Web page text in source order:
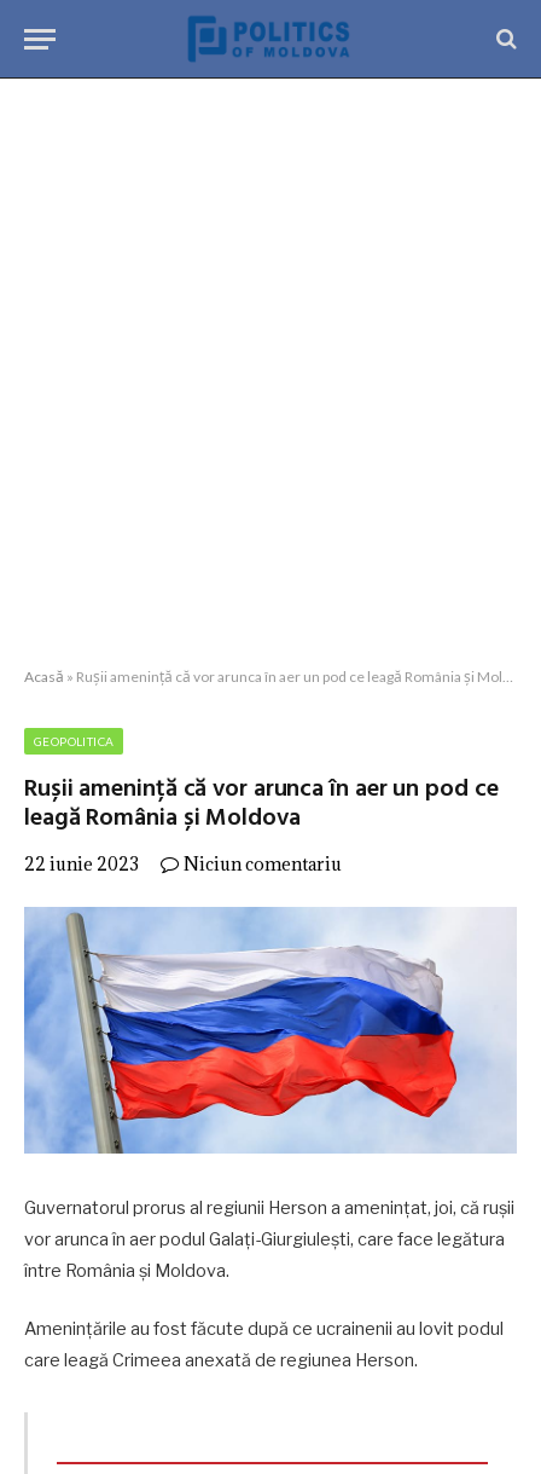
Acasă » Rușii amenință că vor arunca în aer un pod ce leagă România și Moldova
GEOPOLITICA
Rușii amenință că vor arunca în aer un pod ce
leagă România și Moldova
22 iunie 2023 Niciun comentariu
Guvernatorul prorus al regiunii Herson a amenințat, joi, că rușii
vor arunca în aer podul Galați-Giurgiulești, care face legătura
între România și Moldova.
Amenințările au fost făcute după ce ucrainenii au lovit podul
care leagă Crimeea anexată de regiunea Herson.